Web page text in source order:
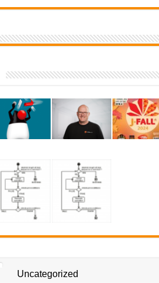
Uncategorized